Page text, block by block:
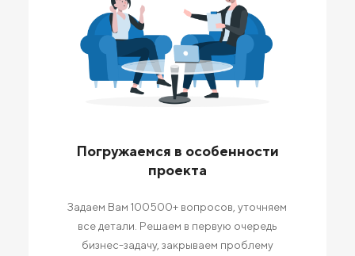
Погружаемся в особенности
проекта
Задаем Вам 100500+ вопросов, уточняем
все детали. Решаем в первую очередь
бизнес-задачу, закрываем проблему